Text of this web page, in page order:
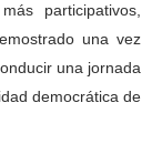
participativos,
una vez
una jornada
democrática de